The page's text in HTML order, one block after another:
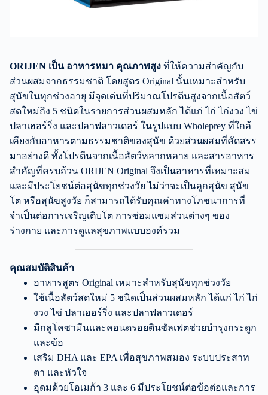
ORIJEN เป็น อาหารหมา คุณภาพสูง ที่ให้ความสำคัญกับ
ส่วนผสมจากธรรมชาติ โดยสูตร Original นั้นเหมาะสำหรับ
สุนัขในทุกช่วงอายุ มีจุดเด่นที่ปริมาณโปรตีนสูงจากเนื้อสัตว์
สดใหม่ถึง 5 ชนิดในรายการส่วนผสมหลัก ได้แก่ ไก่ ไก่งวง ไข่
ปลาเฮอร์ริ่ง และปลาฟลาวเดอร์ ในรูปแบบ Wholeprey ที่ใกล้
เคียงกับอาหารตามธรรมชาติของสุนัข ด้วยส่วนผสมที่คัดสรร
มาอย่างดี ทั้งโปรตีนจากเนื้อสัตว์หลากหลาย และสารอาหาร
สำคัญที่ครบถ้วน ORIJEN Original จึงเป็นอาหารที่เหมาะสม
และมีประโยชน์ต่อสุนัขทุกช่วงวัย ไม่ว่าจะเป็นลูกสุนัข สุนัข
โต หรือสุนัขสูงวัย ก็สามารถได้รับคุณค่าทางโภชนาการที่
จำเป็นต่อการเจริญเติบโต การซ่อมแซมส่วนต่างๆ ของ
ร่างกาย และการดูแลสุขภาพแบบองค์รวม
คุณสมบัติสินค้า
อาหารสูตร Original เหมาะสำหรับสุนัขทุกช่วงวัย
ใช้เนื้อสัตว์สดใหม่ 5 ชนิดเป็นส่วนผสมหลัก ได้แก่ ไก่ ไก่
งวง ไข่ ปลาเฮอร์ริ่ง และปลาฟลาวเดอร์
มีกลูโคซามีนและคอนดรอยตินซัลเฟตช่วยบำรุงกระดูก
และข้อ
เสริม DHA และ EPA เพื่อสุขภาพสมอง ระบบประสาท
ตา และหัวใจ
อุดมด้วยโอเมก้า 3 และ 6 มีประโยชน์ต่อข้อต่อและการ